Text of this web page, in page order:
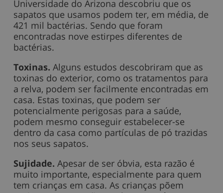
Universidade do Arizona descobriu que os
sapatos que usamos podem ter, em média, de
421 mil bactérias. Sendo que foram
encontradas nove estirpes diferentes de
bactérias.
Toxinas. Alguns estudos descobriram que as
toxinas do exterior, como os tratamentos para
a relva, podem ser facilmente encontradas em
casa. Estas toxinas, que podem ser
potencialmente perigosas para a saúde,
podem mesmo conseguir estabelecer-se
dentro da casa como partículas de pó trazidas
nos seus sapatos.
Sujidade. Apesar de ser óbvia, esta razão é
muito importante, especialmente para quem
tem crianças em casa. As crianças põem